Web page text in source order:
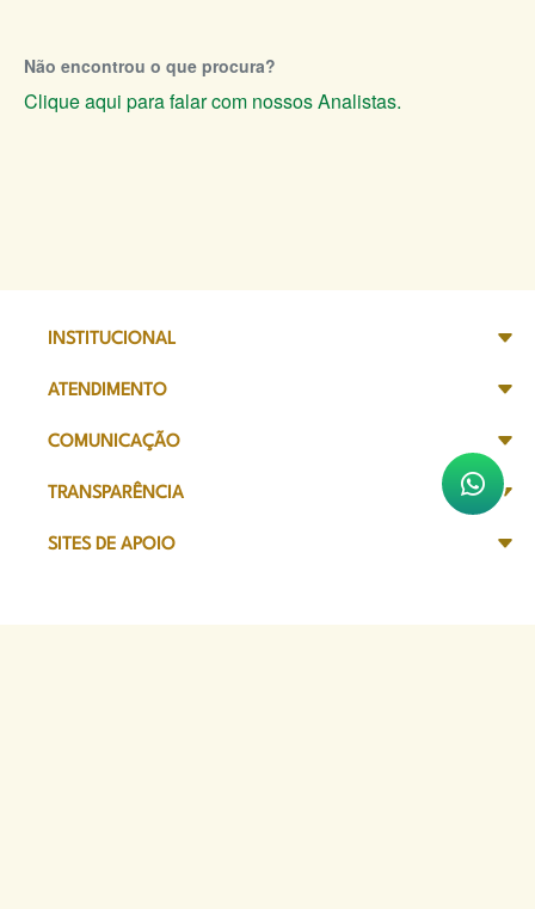
Não encontrou o que procura?
Clique aqui para falar com nossos Analistas.
INSTITUCIONAL
ATENDIMENTO
COMUNICAÇÃO
TRANSPARÊNCIA
SITES DE APOIO